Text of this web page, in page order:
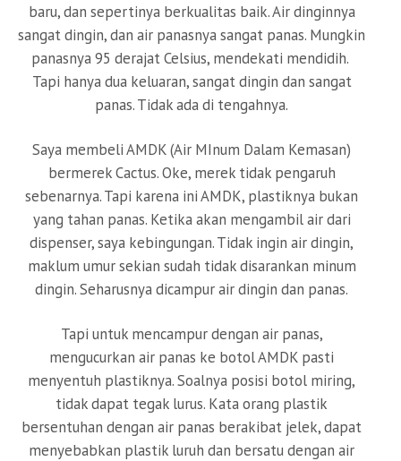
baru, dan sepertinya berkualitas baik. Air dinginnya
sangat dingin, dan air panasnya sangat panas. Mungkin
panasnya 95 derajat Celsius, mendekati mendidih.
Tapi hanya dua keluaran, sangat dingin dan sangat
panas. Tidak ada di tengahnya.
Saya membeli AMDK (Air MInum Dalam Kemasan)
bermerek Cactus. Oke, merek tidak pengaruh
sebenarnya. Tapi karena ini AMDK, plastiknya bukan
yang tahan panas. Ketika akan mengambil air dari
dispenser, saya kebingungan. Tidak ingin air dingin,
maklum umur sekian sudah tidak disarankan minum
dingin. Seharusnya dicampur air dingin dan panas.
Tapi untuk mencampur dengan air panas,
mengucurkan air panas ke botol AMDK pasti
menyentuh plastiknya. Soalnya posisi botol miring,
tidak dapat tegak lurus. Kata orang plastik
bersentuhan dengan air panas berakibat jelek, dapat
menyebabkan plastik luruh dan bersatu dengan air